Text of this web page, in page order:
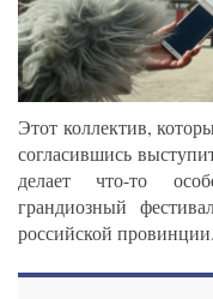
Этот коллектив,
согласившись
делает что-то
грандиозный
российской провинции.